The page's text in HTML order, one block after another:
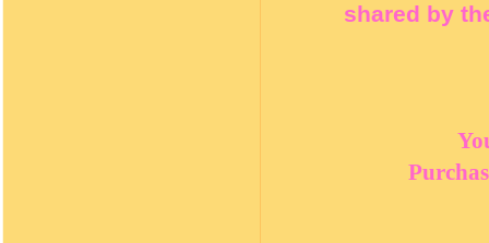
shared by